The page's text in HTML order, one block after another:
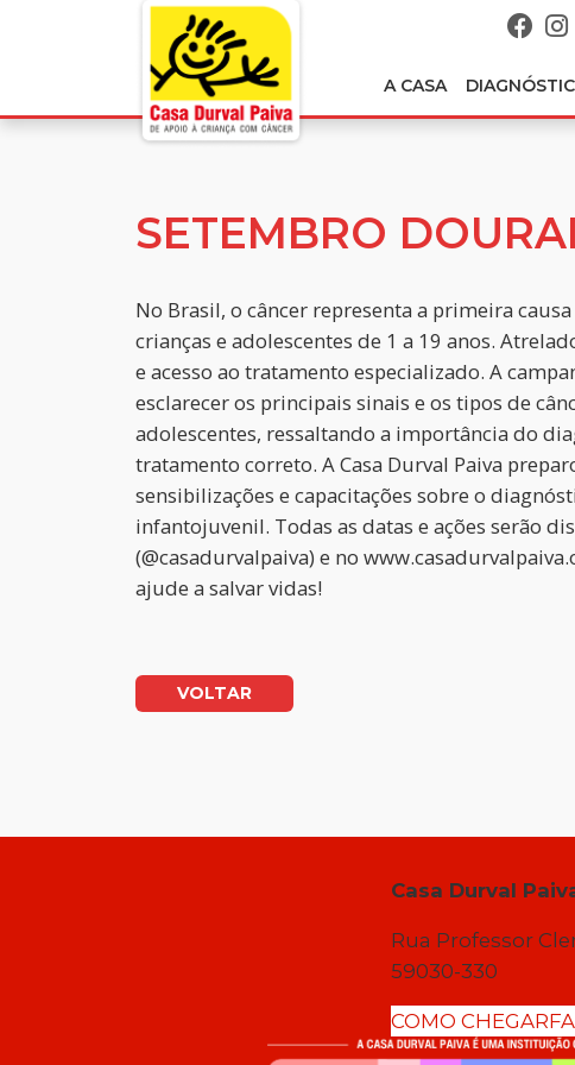
A CASA
SETEMBRO
No Brasil, o câncer representa a primeira
crianças e adolescentes de 1 a 19 anos.
e acesso ao tratamento especializado. A
esclarecer os principais sinais e os tipos de
adolescentes, ressaltando a importância do
tratamento correto. A Casa Durval Paiva
sensibilizações e capacitações sobre o
infantojuvenil. Todas as datas e ações serão
(@casadurvalpaiva) e no
ajude a salvar vidas!
VOLTAR
Casa Durval
Rua Professor
59030-330
COMO CHEGAR